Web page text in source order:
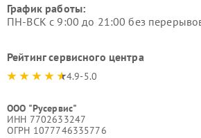
График работы:
ПН-ВСК с 9:00 до 21:00 без
Рейтинг сервисного центра
4.9-5.0
ООО "Русервис"
ИНН 7702633247
ОГРН 1077746335776